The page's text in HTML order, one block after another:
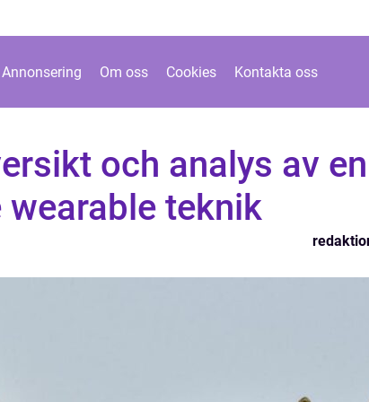
Annonsering Om oss Cookies Kontakta oss
och analys av en
teknik